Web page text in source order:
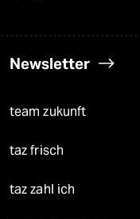
Newsletter
team zukunft
taz frisch
taz zahl ich